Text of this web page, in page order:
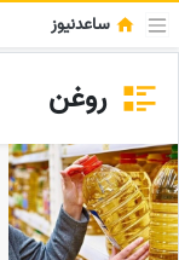
ساعدنیوز
روغن